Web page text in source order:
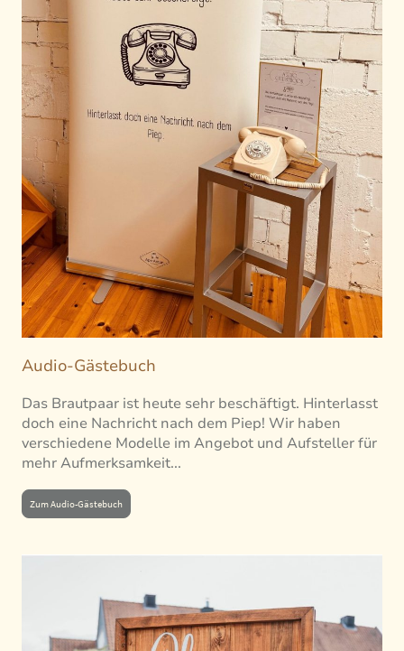
Audio-Gästebuch
Das Brautpaar ist heute sehr beschäftigt. Hinterlasst
doch eine Nachricht nach dem Piep! Wir haben
verschiedene Modelle im Angebot und Aufsteller für
mehr Aufmerksamkeit...
Zum Audio-Gästebuch